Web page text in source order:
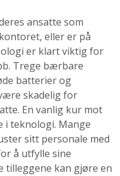
ansatte som
eller er på
er klart viktig for
Trege bærbare
batterier og
skadelig for
En vanlig kur mot
i teknologi. Mange
sitt personale med
å utfylle sine
tilleggene kan gjøre en